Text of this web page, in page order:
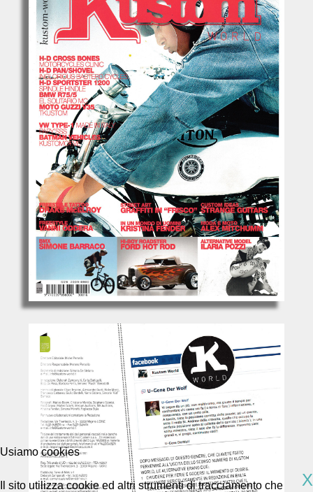
Usiamo cookies
X
Il sito utilizza cookie ed altri strumenti di tracciamento che